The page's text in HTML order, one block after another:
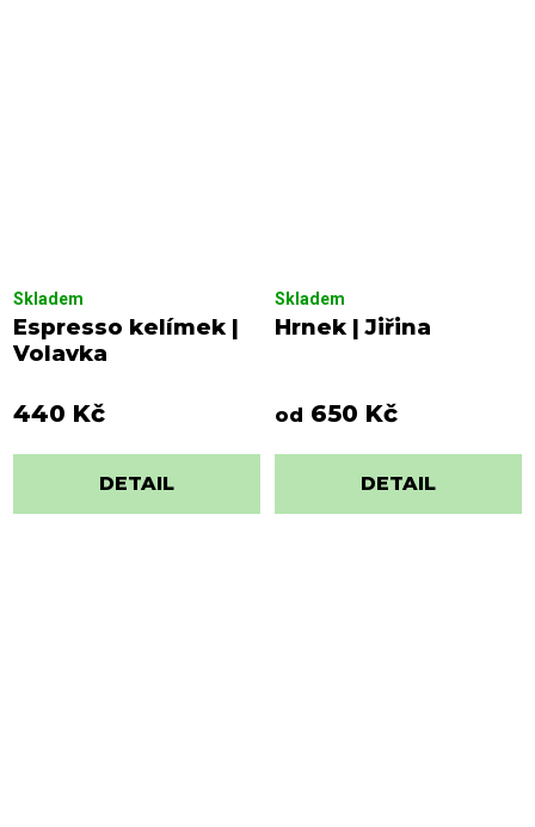
Espresso kelímek |
Volavka
Skladem
440 Kč
DETAIL
Hrnek | Jiřina
Skladem
od 650 Kč
DETAIL